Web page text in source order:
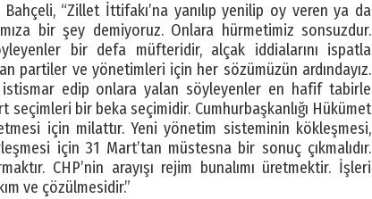
“Zillet İttifakı’na yanılıp yenilip oy veren ya da
bir şey demiyoruz. Onlara hürmetimiz sonsuzdur.
bir defa müfteridir, alçak iddialarını ispatla
partiler ve yönetimleri için her sözümüzün ardındayız.
istismar edip onlara yalan söyleyenler en hafif tabirle
seçimleri bir beka seçimidir. Cumhurbaşkanlığı Hükümet
için milattır. Yeni yönetim sisteminin kökleşmesi,
için 31 Mart’tan müstesna bir sonuç çıkmalıdır.
CHP’nin arayışı rejim bunalımı üretmektir. İşleri
ve çözülmesidir.”